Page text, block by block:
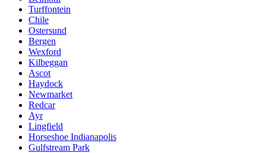
Turffontein
Chile
Ostersund
Bergen
Wexford
Kilbeggan
Ascot
Haydock
Newmarket
Redcar
Ayr
Lingfield
Horseshoe Indianapolis
Gulfstream Park